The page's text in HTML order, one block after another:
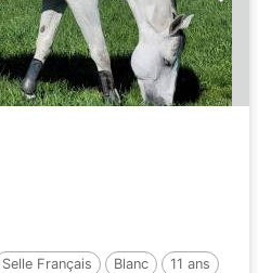
Selle Français Blanc
11 ans